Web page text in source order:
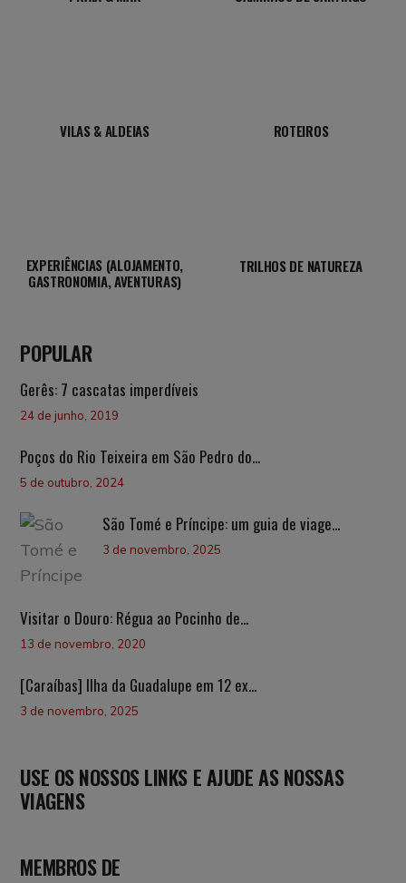
VILAS & ALDEIAS ROTEIROS
EXPERIÊNCIAS (ALOJAMENTO,
GASTRONOMIA, AVENTURAS)
TRILHOS DE NATUREZA
POPULAR
Gerês: 7 cascatas imperdíveis
24 de junho, 2019
Poços do Rio Teixeira em São Pedro do...
5 de outubro, 2024
São Tomé e Príncipe: um guia de viage...
3 de novembro, 2025
Visitar o Douro: Régua ao Pocinho de...
13 de novembro, 2020
[Caraíbas] Ilha da Guadalupe em 12 ex...
3 de novembro, 2025
USE OS NOSSOS LINKS E AJUDE AS NOSSAS
VIAGENS
MEMBROS DE